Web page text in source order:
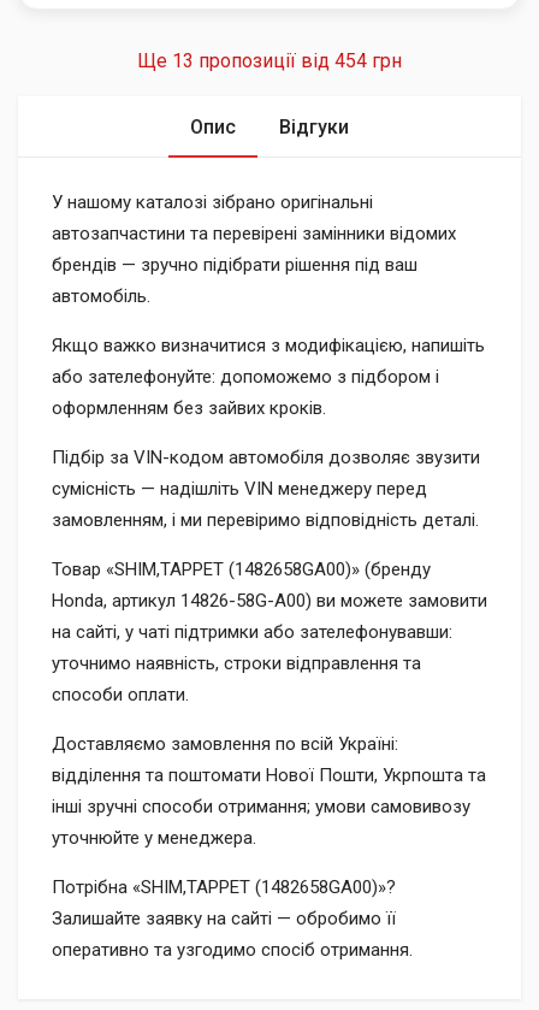
Ще 13 пропозиції від 454 грн
Опис Відгуки
У нашому каталозі зібрано оригінальні
автозапчастини та перевірені замінники відомих
брендів — зручно підібрати рішення під ваш
автомобіль.
Якщо важко визначитися з модифікацією, напишіть
або зателефонуйте: допоможемо з підбором і
оформленням без зайвих кроків.
Підбір за VIN-кодом автомобіля дозволяє звузити
сумісність — надішліть VIN менеджеру перед
замовленням, і ми перевіримо відповідність деталі.
Товар «SHIM,TAPPET (1482658GA00)» (бренду
Honda, артикул 14826-58G-A00) ви можете замовити
на сайті, у чаті підтримки або зателефонувавши:
уточнимо наявність, строки відправлення та
способи оплати.
Доставляємо замовлення по всій Україні:
відділення та поштомати Нової Пошти, Укрпошта та
інші зручні способи отримання; умови самовивозу
уточнюйте у менеджера.
Потрібна «SHIM,TAPPET (1482658GA00)»?
Залишайте заявку на сайті — обробимо її
оперативно та узгодимо спосіб отримання.